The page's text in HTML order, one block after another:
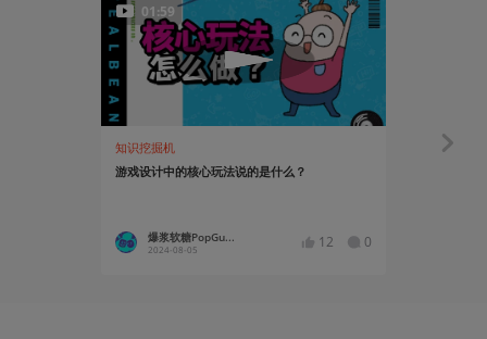
01:59
知识挖掘机
游戏设计中的核心玩法说的是什么？
爆浆软糖PopGu...
2024-08-05 12 0
聊聊产业